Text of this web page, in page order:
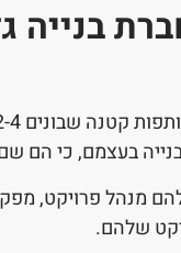
בעצמם, כי הם שם
שלהם.